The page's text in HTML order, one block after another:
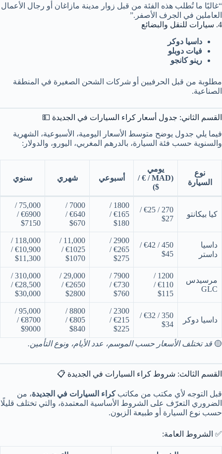
“غالبًا ما تُطلب هذه الفئة من قبل زوار مدينة مازاغان أو رجال الأعمال
العاملين في الجرف الأصفر.”
4. سيارات للنقل والبضائع
داسيا دوكر
فيات دوبلو
رينو كانجو
مطلوبة من قبل الحرفيين أو شركات الشحن الصغيرة في المنطقة
الصناعية.
القسم الثاني: جدول أسعار كراء السيارات في الجديدة 💵
فيما يلي جدول يوضح متوسط الأسعار اليومية، الأسبوعية، الشهرية
والسنوية حسب فئة السيارة، بالدرهم المغربي، اليورو، والدولار:
نوع
السيارة
يومي
(MAD / € /
$)
أسبوعي شهري سنوي
كيا بيكانتو
270 / €25 /
$27
1800 /
€165 /
$180
7000 /
€640 /
$670
75,000 /
€6900 /
$7150
داسيا
داستر
450 / €42 /
$45
2900 /
€265 /
$275
11,000 /
€1025 /
$1070
118,000 /
€10,900 /
$11,300
مرسيدس
GLC
1200 /
€110 /
$115
7900 /
€730 /
$760
29,000 /
€2650 /
$2800
310,000 /
€28,500 /
$30,000
داسيا دوكر
350 / €32 /
$34
2300 /
€215 /
$225
8800 /
€805 /
$840
95,000 /
€8700 /
$9000
🟡 قد تختلف الأسعار حسب الموسم، عدد الأيام، ونوع التأمين.
القسم الثالث: شروط كراء السيارات في الجديدة 📋
قبل التوجه لأي مكتب من مكاتبكراء السيارات في الجديدة، من
الضروري التعرّف على الشروط الأساسية المعتمدة، والتي تختلف قليلًا
حسب نوع السيارة أو طبيعة الزبون.
✅ الشروط العامة: